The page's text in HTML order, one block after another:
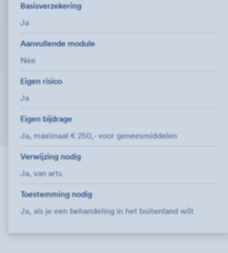
Basisverzekering
Ja
Aanvullende module
Nee
Eigen risico
Ja
Eigen bijdrage
Ja, maximaal € 250,- voor geneesmiddelen
Verwijzing nodig
Ja, van arts
Toestemming nodig
Ja, als je een behandeling in het buitenland wilt